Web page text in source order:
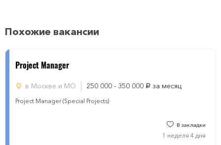
Похожие вакансии
Project Manager
в Москве и МО 250 000 - 350 000 руб. за месяц
Project Manager (Special Projects)
В закладки
1 неделя 4 дня